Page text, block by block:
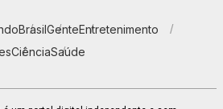
BrasilGenteEntretenimento
CiênciaSaúde